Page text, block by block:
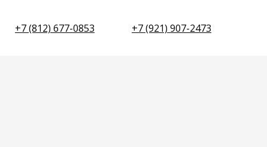
+7 (812) 677-0853 +7 (921) 907-2473